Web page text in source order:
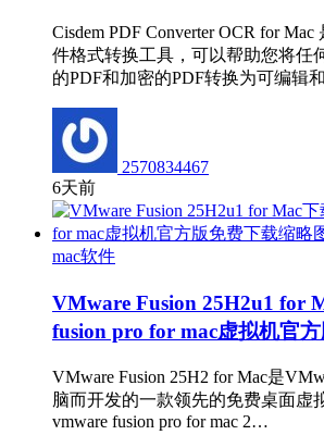
Cisdem PDF Converter OCR for
件格式转换工具，可以帮助您将任
的PDF和加密的PDF转换为可编辑
2570834467
6天前
mac软件
VMware Fusion 25H2u1 for
fusion pro for mac虚拟机官
VMware Fusion 25H2 for Mac是
脑而开发的一款领先的免费桌面虚
vmware fusion pro for mac 2…